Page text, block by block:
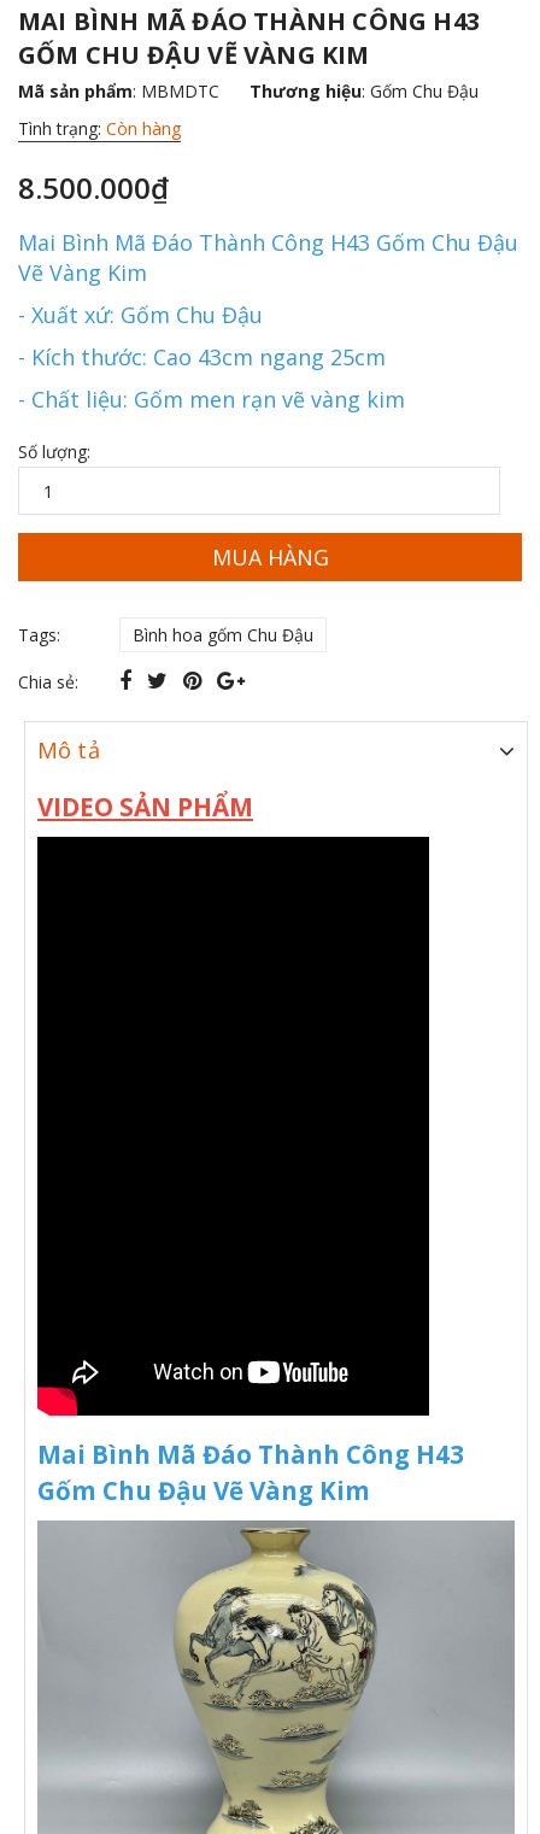
MAI BÌNH MÃ ĐÁO THÀNH CÔNG H43
GỐM CHU ĐẬU VẼ VÀNG KIM
Mã sản phẩm: MBMDTC Thương hiệu: Gốm Chu Đậu
Tình trạng: Còn hàng
8.500.000₫
Mai Bình Mã Đáo Thành Công H43 Gốm Chu Đậu
Vẽ Vàng Kim
- Xuất xứ: Gốm Chu Đậu
- Kích thước: Cao 43cm ngang 25cm
- Chất liệu: Gốm men rạn vẽ vàng kim
Số lượng:
MUA HÀNG
Tags: Bình hoa gốm Chu Đậu
Chia sẻ:
Mô tả
VIDEO SẢN PHẨM
Mai Bình Mã Đáo Thành Công H43
Gốm Chu Đậu Vẽ Vàng Kim